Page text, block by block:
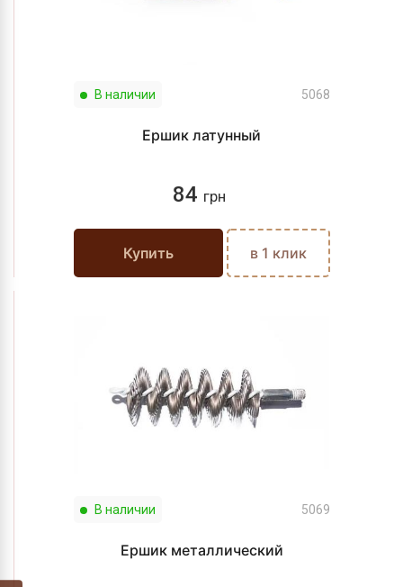
В наличии 5068
Ершик латунный
84 грн
Купить в 1 клик
В наличии 5069
Ершик металлический